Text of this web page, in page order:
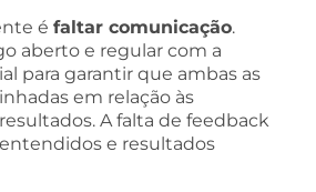
é faltar comunicação.
aberto e regular com a
para garantir que ambas as
em relação às
A falta de feedback
e resultados